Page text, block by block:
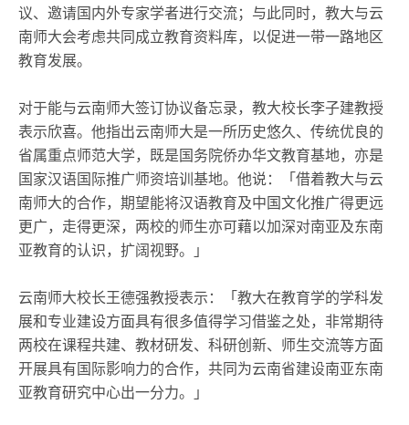
议、邀请国内外专家学者进行交流；与此同时，教大与云
南师大会考虑共同成立教育资料库，以促进一带一路地区
教育发展。
对于能与云南师大签订协议备忘录，教大校长李子建教授
表示欣喜。他指出云南师大是一所历史悠久、传统优良的
省属重点师范大学，既是国务院侨办华文教育基地，亦是
国家汉语国际推广师资培训基地。他说：「借着教大与云
南师大的合作，期望能将汉语教育及中国文化推广得更远
更广，走得更深，两校的师生亦可藉以加深对南亚及东南
亚教育的认识，扩阔视野。」
云南师大校长王德强教授表示：「教大在教育学的学科发
展和专业建设方面具有很多值得学习借鉴之处，非常期待
两校在课程共建、教材研发、科研创新、师生交流等方面
开展具有国际影响力的合作，共同为云南省建设南亚东南
亚教育研究中心出一分力。」